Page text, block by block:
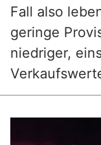
Fall also
geringe
niedriger,